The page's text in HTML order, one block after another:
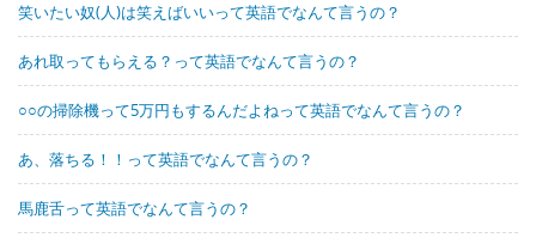
笑いたい奴(人)は笑えばいいって英語でなんて言うの？
あれ取ってもらえる？って英語でなんて言うの？
○○の掃除機って5万円もするんだよねって英語でなんて言うの？
あ、落ちる！！って英語でなんて言うの？
馬鹿舌って英語でなんて言うの？